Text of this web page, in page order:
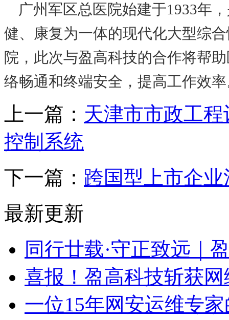
广州军区总医院始建于1933年
健、康复为一体的现代化大型综
院，此次与盈高科技的合作将帮
络畅通和终端安全，提高工作效
上一篇： 天津市市政工
控制系统
下一篇： 跨国型上市企
最新更新
同行廿载·守正致远｜
喜报！盈高科技斩获
一位15年网安运维专